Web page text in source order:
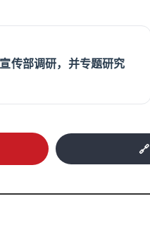
传部调研，并专题研究